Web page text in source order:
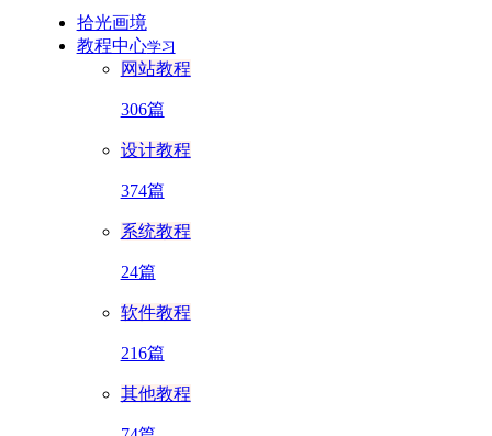
拾光画境
教程中心学习
网站教程
306篇
设计教程
374篇
系统教程
24篇
软件教程
216篇
其他教程